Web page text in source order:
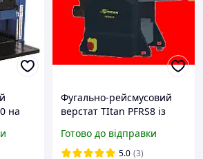
на
Фугально-рейсмусовий
верстат TItan PFRS8 із
мм
Готово до відправки
5.0 (3)